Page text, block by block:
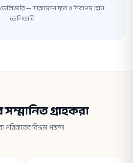
— সারাদেশে দ্রুত ও নিরাপদ হোম
ডেলিভারি।
গ্রাহকরা
পরিবারের বিশ্বস্ত পছন্দ